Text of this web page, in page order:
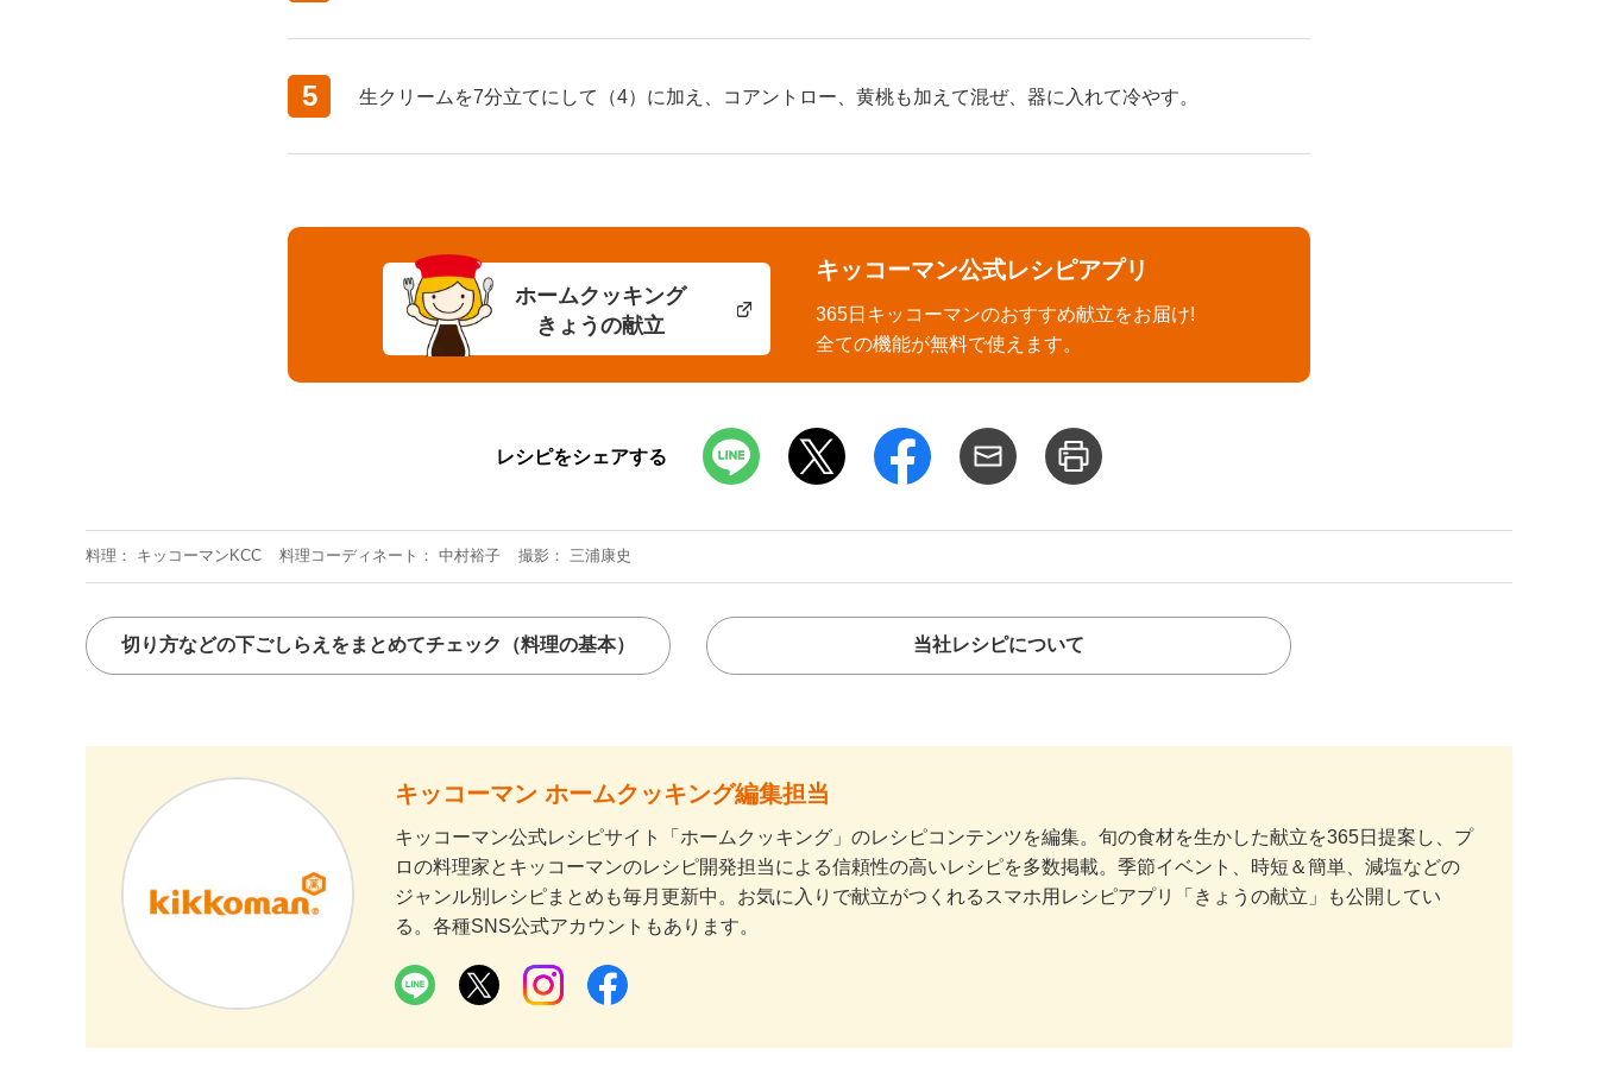
5 生クリームを7分立てにして（4）に加え、コアントロー、黄桃も加えて混ぜ、器に入れて冷やす。
ホームクッキング
きょうの献立
キッコーマン公式レシピアプリ
365日キッコーマンのおすすめ献立をお届け!
全ての機能が無料で使えます。
レシピをシェアする
料理 キッコーマンKCC 料理コーディネート 中村裕子 撮影 三浦康史
切り方などの下ごしらえをまとめてチェック （料理の基本） 当社レシピについて
キッコーマン ホームクッキング編集担当
キッコーマン公式レシピサイト「ホームクッキング」のレシピコンテンツを編集。旬の食材を生かした献立を365日提案し、プ
ロの料理家とキッコーマンのレシピ開発担当による信頼性の高いレシピを多数掲載。季節イベント、時短＆簡単、減塩などの
ジャンル別レシピまとめも毎月更新中。お気に入りで献立がつくれるスマホ用レシピアプリ「きょうの献立」も公開してい
る。各種SNS公式アカウントもあります。